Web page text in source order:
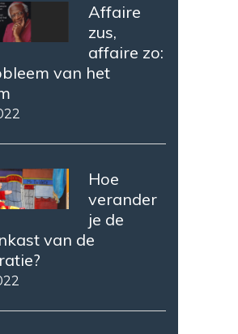
Affaire
zus,
affaire zo:
van het
Hoe
verander
je de
van de